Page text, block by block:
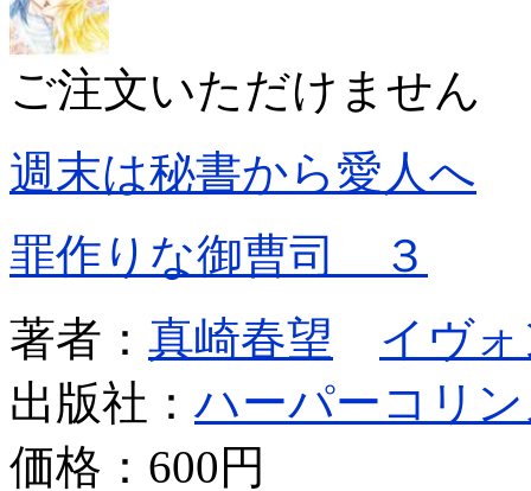
ご注文いただけません
週末は秘書から愛人へ
罪作りな御曹司 ３
著者： 真崎春望
イヴ
出版社：ハーパーコリ
価格： 600円